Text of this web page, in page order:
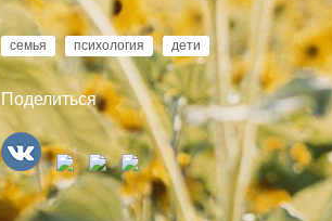
семья психология дети
Поделиться